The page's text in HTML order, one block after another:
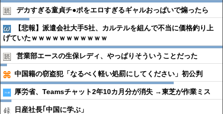
デカすぎる童貞チ●︎ポをエロすぎるギャルおっぱいで煽ったら
【悲報】派遣会社大手5社、カルテルを組んで不当に価格釣り上
げていたｗｗｗｗｗｗｗｗｗｗｗ
営業部エースの生保レディ、やっぱりそういうことだった
中国籍の窃盗犯「なるべく軽い処罰にしてください」初公判
厚労省、Teamsチャット2年10カ月分が消失 →東芝が作業ミス
日産社長｢中国に学ぶ」